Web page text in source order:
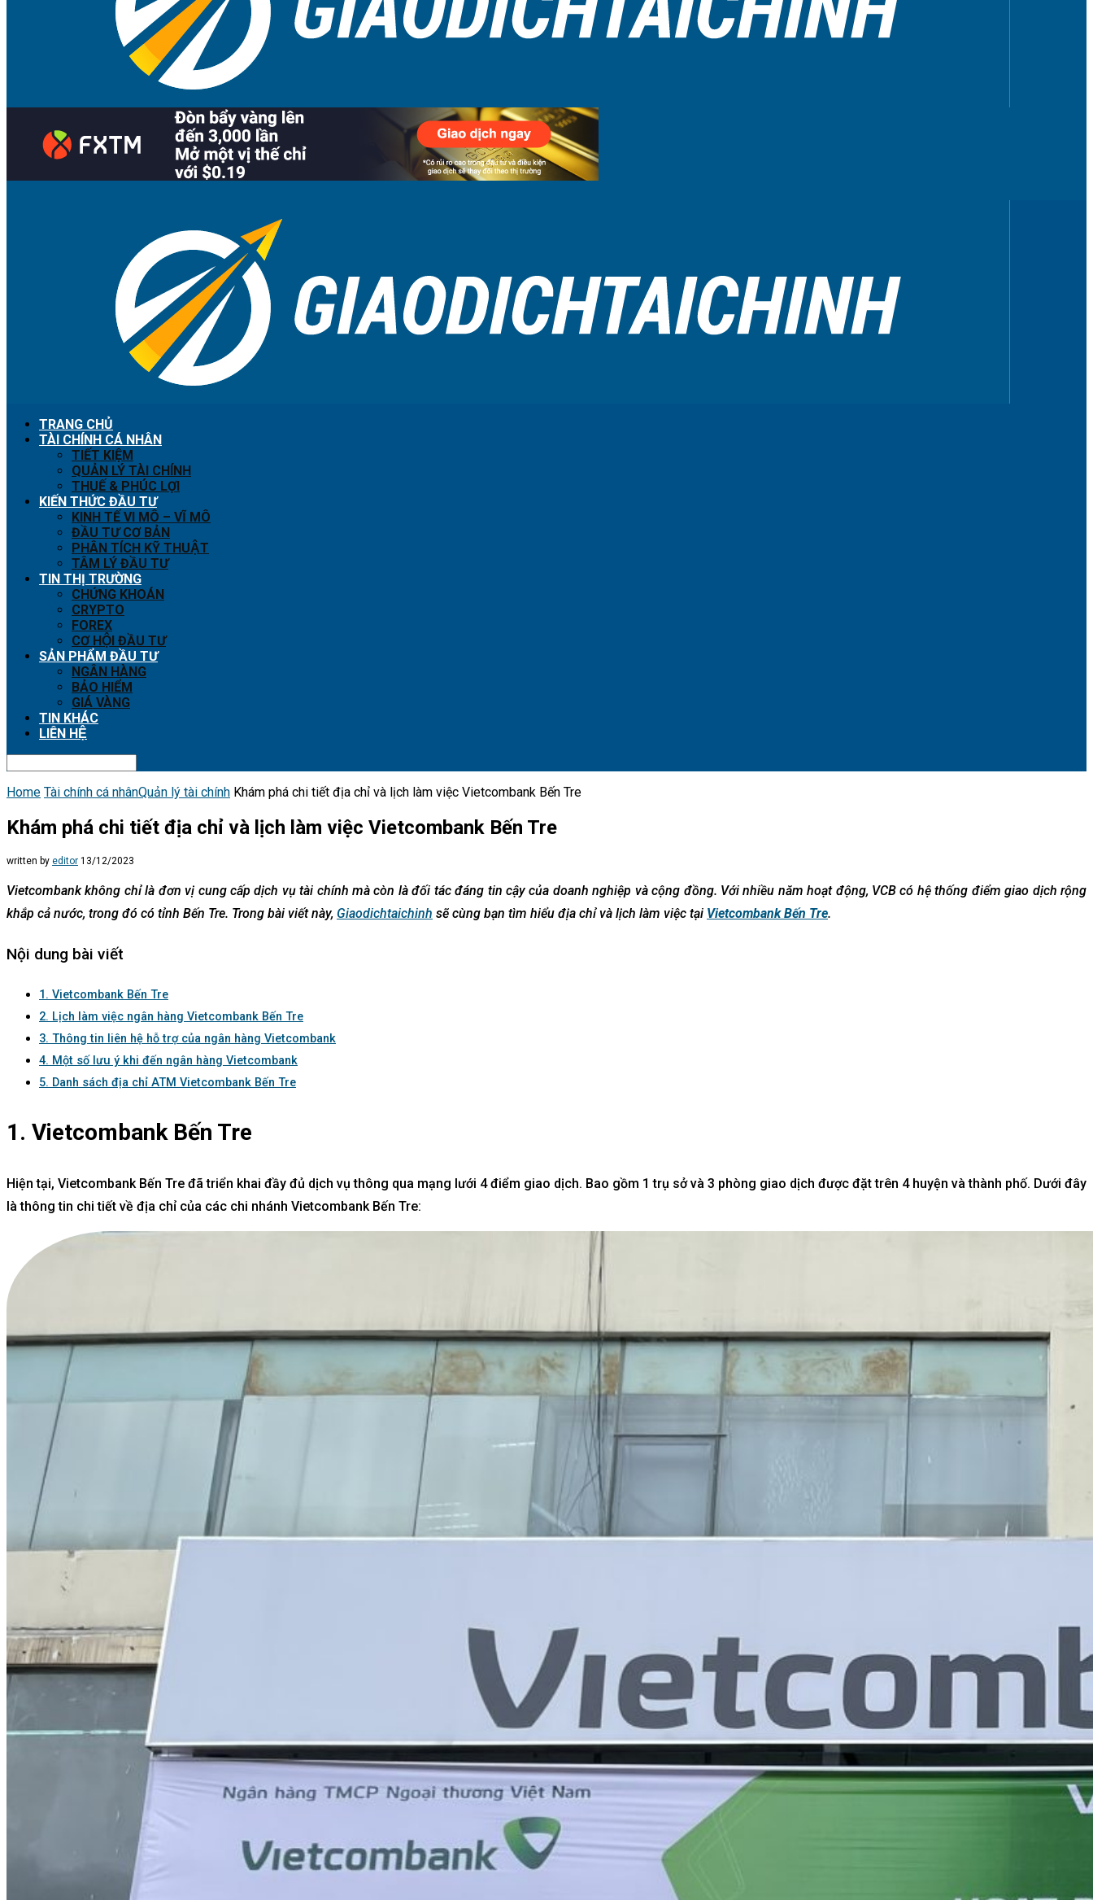
TRANG CHỦ
TÀI CHÍNH CÁ NHÂN
TIẾT KIỆM
QUẢN LÝ TÀI CHÍNH
THUẾ & PHÚC LỢI
KIẾN THỨC ĐẦU TƯ
KINH TẾ VI MÔ – VĨ MÔ
ĐẦU TƯ CƠ BẢN
PHÂN TÍCH KỸ THUẬT
TÂM LÝ ĐẦU TƯ
TIN THỊ TRƯỜNG
CHỨNG KHOÁN
CRYPTO
FOREX
CƠ HỘI ĐẦU TƯ
SẢN PHẨM ĐẦU TƯ
NGÂN HÀNG
BẢO HIỂM
GIÁ VÀNG
TIN KHÁC
LIÊN HỆ
Home Tài chính cá nhânQuản lý tài chính Khám phá chi tiết địa chỉ và lịch làm việc Vietcombank Bến Tre
Khám phá chi tiết địa chỉ và lịch làm việc Vietcombank Bến Tre
written by editor 13/12/2023
Vietcombank không chỉ là đơn vị cung cấp dịch vụ tài chính mà còn là đối tác đáng tin cậy của doanh nghiệp và cộng đồng. Với nhiều năm hoạt động, VCB có hệ thống điểm giao dịch rộng
khắp cả nước, trong đó có tỉnh Bến Tre. Trong bài viết này, Giaodichtaichinh sẽ cùng bạn tìm hiểu địa chỉ và lịch làm việc tại Vietcombank Bến Tre.
Nội dung bài viết
1. Vietcombank Bến Tre
2. Lịch làm việc ngân hàng Vietcombank Bến Tre
3. Thông tin liên hệ hỗ trợ của ngân hàng Vietcombank
4. Một số lưu ý khi đến ngân hàng Vietcombank
5. Danh sách địa chỉ ATM Vietcombank Bến Tre
1. Vietcombank Bến Tre
Hiện tại, Vietcombank Bến Tre đã triển khai đầy đủ dịch vụ thông qua mạng lưới 4 điểm giao dịch. Bao gồm 1 trụ sở và 3 phòng giao dịch được đặt trên 4 huyện và thành phố. Dưới đây
là thông tin chi tiết về địa chỉ của các chi nhánh Vietcombank Bến Tre: